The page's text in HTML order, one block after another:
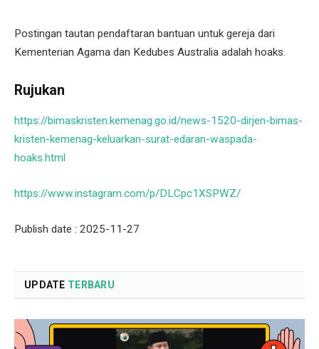
Postingan tautan pendaftaran bantuan untuk gereja dari
Kementerian Agama dan Kedubes Australia adalah hoaks.
Rujukan
https://bimaskristen.kemenag.go.id/news-1520-dirjen-bimas-
kristen-kemenag-keluarkan-surat-edaran-waspada-
hoaks.html
https://www.instagram.com/p/DLCpc1XSPWZ/
Publish date : 2025-11-27
UPDATE TERBARU